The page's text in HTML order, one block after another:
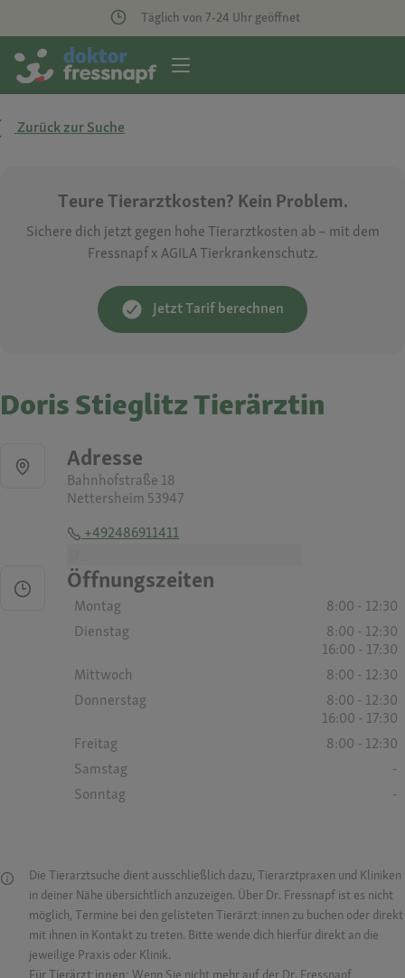
Täglich von 7-24 Uhr geöffnet
Zurück zur Suche
Teure Tierarztkosten? Kein Problem.
Sichere dich jetzt gegen hohe Tierarztkosten ab – mit dem
Fressnapf x AGILA Tierkrankenschutz.
Jetzt Tarif berechnen
Doris Stieglitz Tierärztin
Adresse
Bahnhofstraße 18
Nettersheim 53947
+492486911411
Öffnungszeiten
Montag
8:00 - 12:30
Dienstag
8:00 - 12:30
16:00 - 17:30
Mittwoch
8:00 - 12:30
Donnerstag
8:00 - 12:30
16:00 - 17:30
Freitag
8:00 - 12:30
Samstag
-
Sonntag
-
Die Tierarztsuche dient ausschließlich dazu, Tierarztpraxen und Kliniken
in deiner Nähe übersichtlich anzuzeigen. Über Dr. Fressnapf ist es nicht
möglich, Termine bei den gelisteten Tierärzt:innen zu buchen oder direkt
mit ihnen in Kontakt zu treten. Bitte wende dich hierfür direkt an die
jeweilige Praxis oder Klinik.
Für Tierärzt:innen: Wenn Sie nicht mehr auf der Dr. Fressnapf